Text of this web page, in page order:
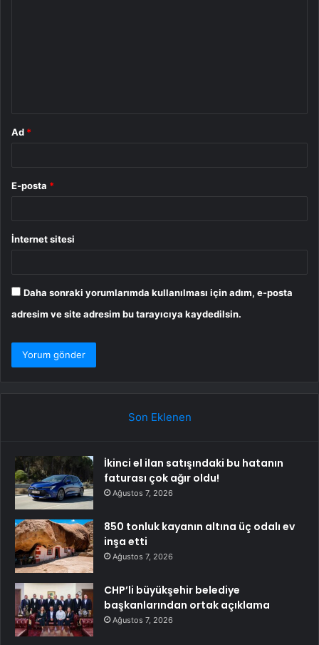
Ad *
E-posta *
İnternet sitesi
Daha sonraki yorumlarımda kullanılması için adım, e-posta
adresim ve site adresim bu tarayıcıya kaydedilsin.
Son Eklenen
İkinci el ilan satışındaki bu hatanın
faturası çok ağır oldu!
Ağustos 7, 2026
850 tonluk kayanın altına üç odalı ev
inşa etti
Ağustos 7, 2026
CHP’li büyükşehir belediye
başkanlarından ortak açıklama
Ağustos 7, 2026